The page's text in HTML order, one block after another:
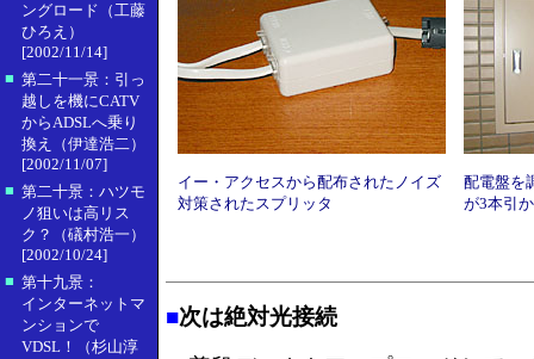
ングロード（工藤
ひろえ）
[2002/11/14]
■ 第二十一景：引っ
越しを機にCATV
からADSLへ乗り
換え（伊達浩二）
[2002/11/07]
■ 第二十景：ハツモ
ノ狙いは高リス
ク？（礒村浩一）
[2002/10/24]
■ 第十九景：
インターネットマ
ンションで
VDSL！（杉山淳
イー・アクセスから配布されたノイズ
対策されたスプリッタ
配電盤を
が3本引
■次は絶対光接続